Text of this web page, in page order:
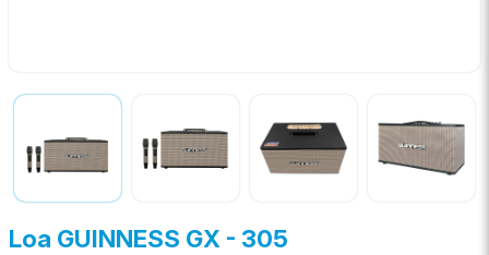
Loa GUINNESS GX - 305